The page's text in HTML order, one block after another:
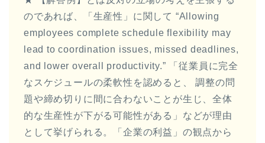
のであれば、「生産性」に関して “Allowing
employees complete schedule flexibility may
lead to coordination issues, missed deadlines,
and lower overall productivity.” 「従業員に完全
なスケジュールの柔軟性を認めると、 調整の問
題や締め切りに間に合わないことが生じ、全体
的な生産性が下がる可能性がある」などが理由
として挙げられる。「企業の利益」の観点から